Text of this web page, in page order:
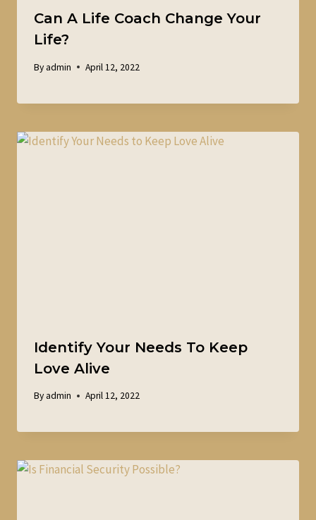
Can A Life Coach Change Your
Life?
Byadmin April 12, 2022
Identify Your Needs To Keep
Love Alive
Byadmin April 12, 2022